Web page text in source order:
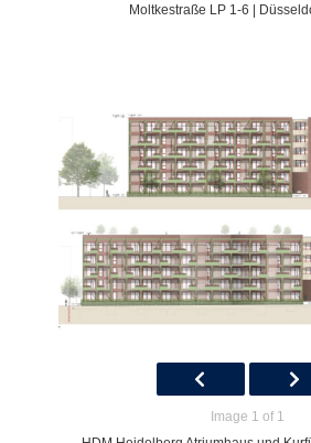
Moltkestraße LP 1-6 |
Image 1 of 1